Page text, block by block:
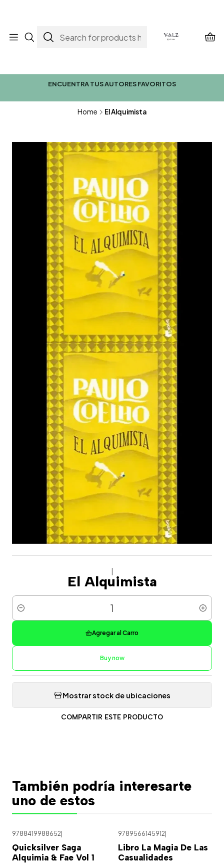
ENCUENTRA TUS AUTORES FAVORITOS
Home El Alquimista
El Alquimista
Cantidad
Agregar al Carro
Buy now
Mostrar stock de ubicaciones
COMPARTIR ESTE PRODUCTO
También podría interesarte
uno de estos
9788419988652
Quicksilver Saga
Alquimia & Fae Vol 1
9789566145912
Libro La Magia De Las
Casualidades